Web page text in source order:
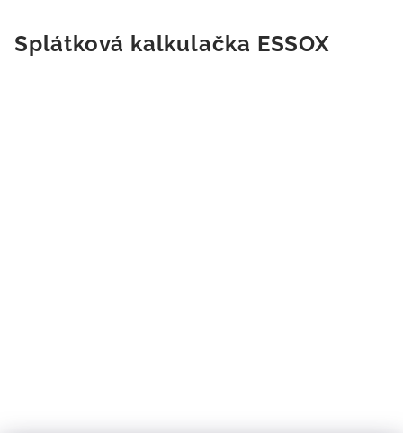
Splátková kalkulačka ESSOX